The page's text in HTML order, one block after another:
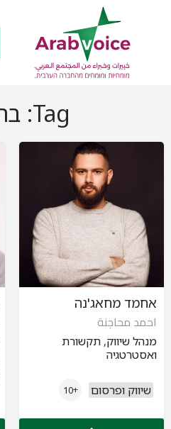
Tag:
אחמד מחאג'נה
احمد محاجنة
מנהל שיווק, תקשורת
ואסטרטגיה
שיווק ופרסום +10